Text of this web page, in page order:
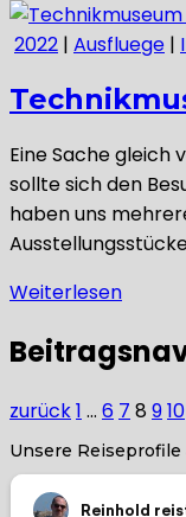
2022 | Ausfluege |
Eine Sache gleich
sollte sich den
haben uns
Weiterlesen
zurück1 … 6 7 8 910
Unsere Reiseprofile